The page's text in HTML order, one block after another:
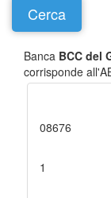
Banca BCC del
corrisponde
08676
1